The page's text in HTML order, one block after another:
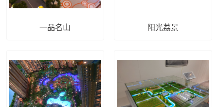
一品名山 阳光荔景